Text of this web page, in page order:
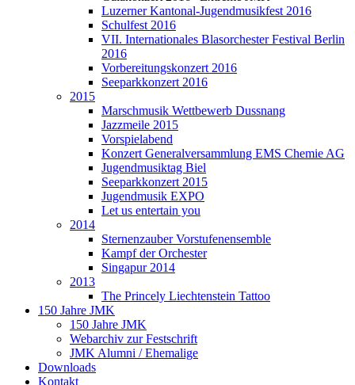
Luzerner Kantonal-Jugendmusikfest 2016
Schulfest 2016
VII. Internationales Blasorchester Festival Berlin
2016
Vorbereitungskonzert 2016
Seeparkkonzert 2016
2015
Marschmusik Wettbewerb Dussnang
Jazzmeile 2015
Vorspielabend
Konzert Generalversammlung EMS Chemie AG
Jugendmusiktag Biel
Seeparkkonzert 2015
Jugendmusik EXPO
Let us entertain you
2014
Sternenzauber Vorstufenensemble
Kampf der Orchester
Singapur 2014
2013
The Princely Liechtenstein Tattoo
150 Jahre JMK
150 Jahre JMK
Webarchiv zur Festschrift
JMK Alumni / Ehemalige
Downloads
Kontakt